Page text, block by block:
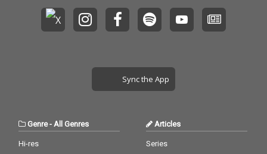
ネージャー・堀切裕真
をはじめ、高橋芳朗、
南波一海、坂井彩花、
ネージャー・堀切裕真
をはじめ、高橋芳朗、
南波一海、坂井彩花、
Sync the App
Genre- All Genres
Hi-res
Articles
Series